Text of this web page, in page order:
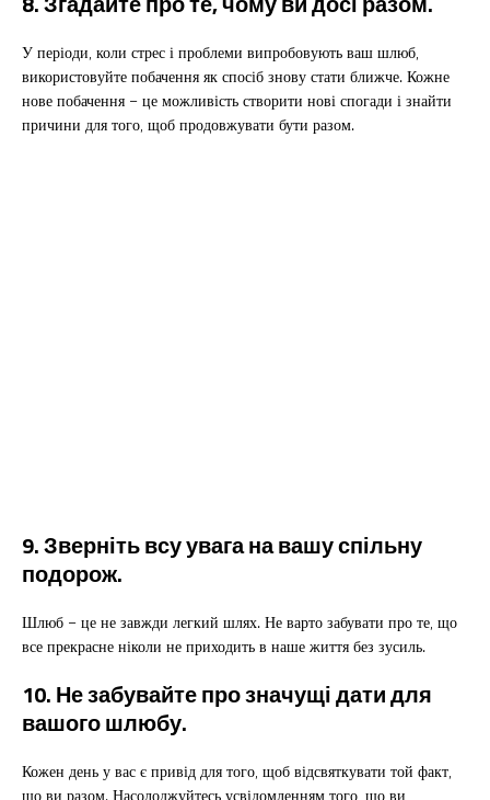
У періоди, коли стрес і проблеми випробовують ваш шлюб,
використовуйте побачення як спосіб знову стати ближче. Кожне
нове побачення – це можливість створити нові спогади і знайти
причини для того, щоб продовжувати бути разом.
9. Зверніть всу увага на вашу спільну
подорож.
Шлюб – це не завжди легкий шлях. Не варто забувати про те, що
все прекрасне ніколи не приходить в наше життя без зусиль.
10. Не забувайте про значущі дати для
вашого шлюбу.
Кожен день у вас є привід для того, щоб відсвяткувати той факт,